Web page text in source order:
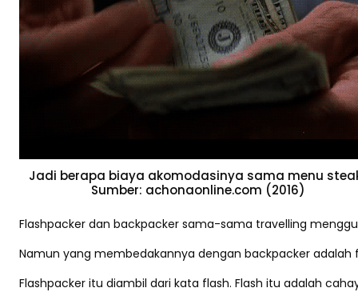
Jadi berapa biaya akomodasinya sama menu
Sumber: achonaonline.com (2016)
Flashpacker dan backpacker sama-sama travelling
Namun yang membedakannya dengan backpacker
Flashpacker itu diambil dari kata flash. Flash itu adalah